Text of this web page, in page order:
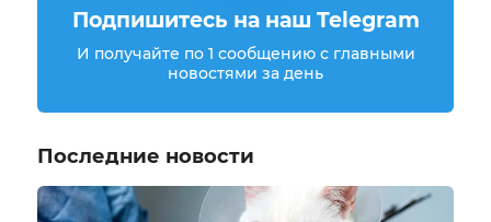
Подпишитесь на наш Telegram
И получайте по 1 сообщению с главными
новостями за день
Последние новости